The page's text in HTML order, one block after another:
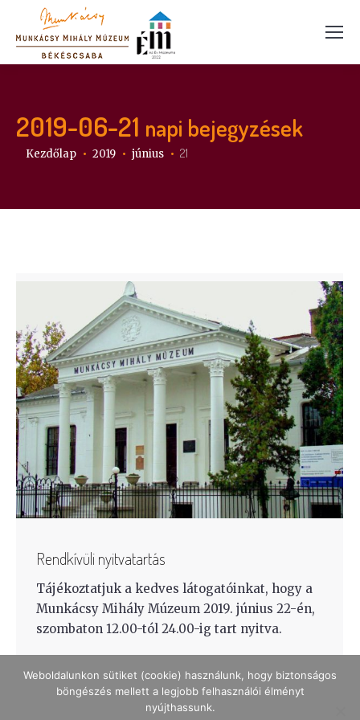
2019-06-21 napi bejegyzések
Itt vagy:
Kezdőlap 2019 június 21
Rendkívüli nyitvatartás
Tájékoztatjuk a kedves látogatóinkat, hogy a
Munkácsy Mihály Múzeum 2019. június 22-én,
szombaton 12.00-tól 24.00-ig tart nyitva.
Weboldalunkon sütiket (cookie) használunk, hogy biztonságos
böngészés mellett a legjobb felhasználói élményt
nyújthassunk.